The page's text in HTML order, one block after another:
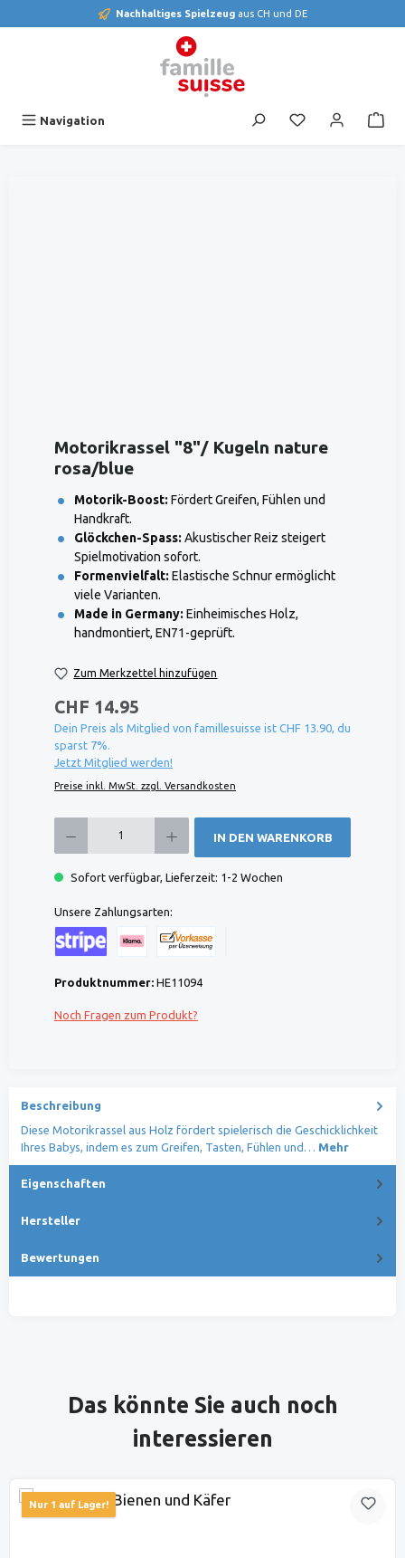
Nachhaltiges Spielzeug aus CH und DE
Navigation Du hast 0
Motorikrassel "8"/ Kugeln nature
rosa/blue
Motorik-Boost: Fördert Greifen, Fühlen und
Handkraft.
Glöckchen-Spass: Akustischer Reiz steigert
Spielmotivation sofort.
Formenvielfalt: Elastische Schnur ermöglicht
viele Varianten.
Made in Germany: Einheimisches Holz,
handmontiert, EN71-geprüft.
Zum Merkzettel hinzufügen
CHF 14.95
Dein Preis als Mitglied von famillesuisse ist CHF 13.90, du
sparst 7%.
Jetzt Mitglied werden!
Preise inkl. MwSt. zzgl. Versandkosten
IN DEN WARENKORB
Sofort verfügbar, Lieferzeit: 1-2 Wochen
Unsere Zahlungsarten:
Produktnummer: HE11094
Noch Fragen zum Produkt?
Beschreibung
Diese Motorikrassel aus Holz fördert spielerisch die Geschicklichkeit
Ihres Babys, indem es zum Greifen, Tasten, Fühlen und… Mehr
Eigenschaften
Hersteller
Bewertungen
Produktgalerie überspringen
Das könnte Sie auch noch
interessieren
Nur 1 auf Lager!